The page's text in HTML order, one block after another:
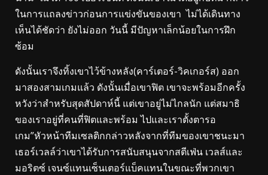
ในการแถลงข่าวก่อนการแข่งขันของเขา ไม่ได้เดินทาง
เห็นได้ชัดว่า ยังไม่ออก วันนี้ มีปัญหาเล็กน้อยในการฝึก
ซ้อม
ดังนั้นเราจึงทิ้งเขาไว้ข้างหลัง(คาร์เตอร์-วิคเกอร์ส) ออก
มาสองสามเกมแล้ว ดังนั้นเมื่อเขาฟิต เขาจะพร้อมอีกครั้ง
หวังว่าสำหรับสุดสัปดาห์นี้ แต่เขาอยู่ไม่ไกลนัก แต่สมาธิ
ของเราอยู่ที่คนที่ฟิตและพร้อม ไปและเราตั้งตารอ
เกม”หัวหน้าทีมเซลติกกล่าวหลังจากที่ทีมของเขาชนะมา
เธอร์เวลล์ว่าเขาได้รับการสนับสนุนจากสตีเฟ่น เวลส์และ
มอริตซ์ เจนซ์แทนเซ็นเตอร์แบ็คแทนในขณะที่พวกเขา